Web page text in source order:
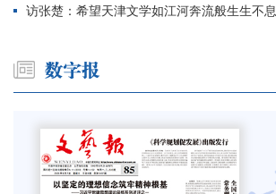
访张楚：希望天津文学如江河奔流般生生不息